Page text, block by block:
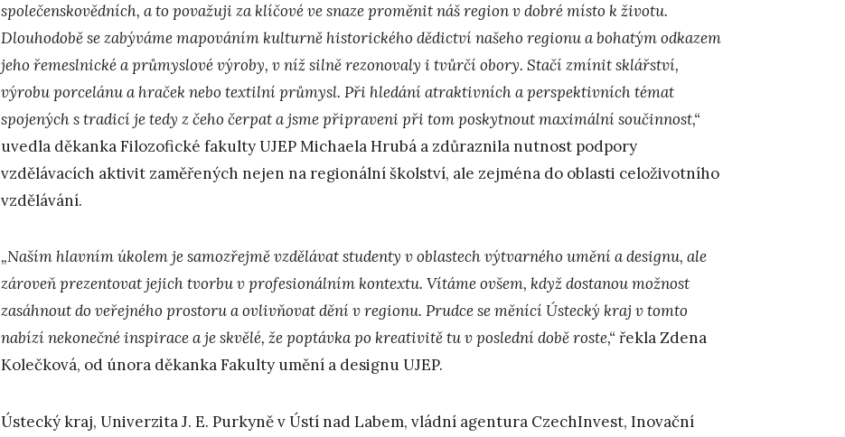
společenskovědních, a to považuji za klíčové ve snaze proměnit náš region v dobré místo k životu.
Dlouhodobě se zabýváme mapováním kulturně historického dědictví našeho regionu a bohatým odkazem
jeho řemeslnické a průmyslové výroby, v níž silně rezonovaly i tvůrčí obory. Stačí zmínit sklářství,
výrobu porcelánu a hraček nebo textilní průmysl. Při hledání atraktivních a perspektivních témat
spojených s tradicí je tedy z čeho čerpat a jsme připraveni při tom poskytnout maximální součinnost,“
uvedla děkanka Filozofické fakulty UJEP Michaela Hrubá a zdůraznila nutnost podpory
vzdělávacích aktivit zaměřených nejen na regionální školství, ale zejména do oblasti celoživotního
vzdělávání.
„Naším hlavním úkolem je samozřejmě vzdělávat studenty v oblastech výtvarného umění a designu, ale
zároveň prezentovat jejich tvorbu v profesionálním kontextu. Vítáme ovšem, když dostanou možnost
zasáhnout do veřejného prostoru a ovlivňovat dění v regionu. Prudce se měnící Ústecký kraj v tomto
nabízí nekonečné inspirace a je skvělé, že poptávka po kreativitě tu v poslední době roste,“ řekla Zdena
Kolečková, od února děkanka Fakulty umění a designu UJEP.
Ústecký kraj, Univerzita J. E. Purkyně v Ústí nad Labem, vládní agentura CzechInvest, Inovační